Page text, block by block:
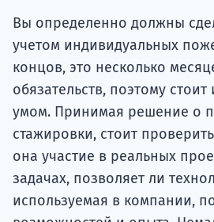
Вы определенно должны
учетом индивидуальных
концов, это несколько
обязательств, поэтому стоит
умом. Принимая решение о
стажировки, стоит
она участие в реальных
задачах, позволяет ли
используемая в компании,